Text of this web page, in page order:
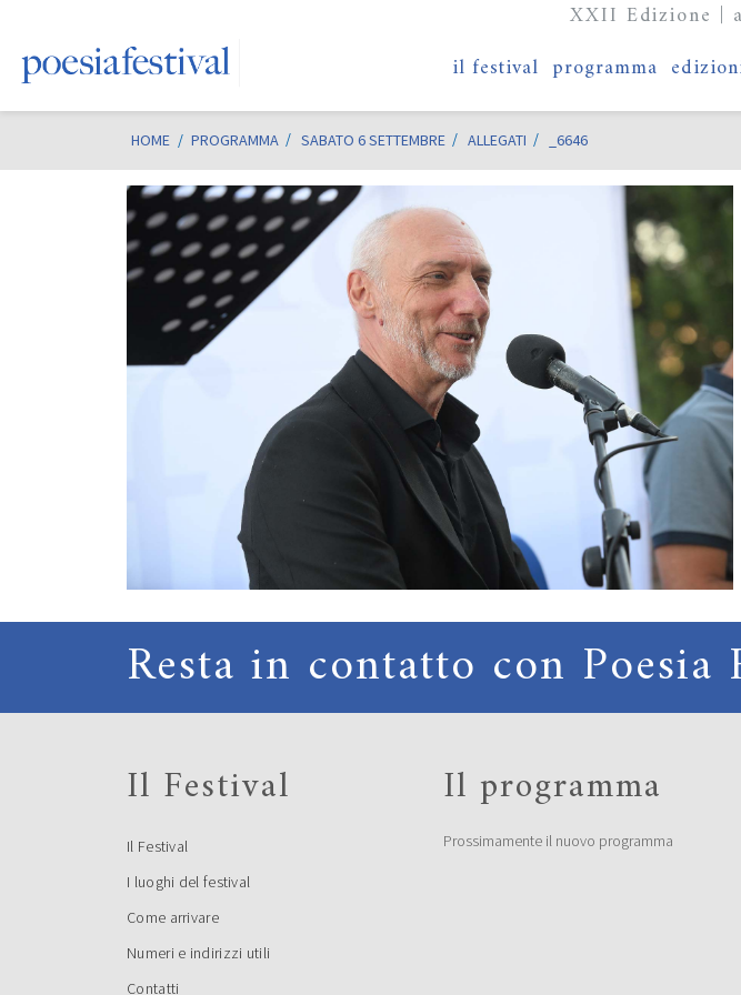
XXII Edizione |
il festival programma
HOME / PROGRAMMA SABATO 6 SETTEMBRE ALLEGATI _6646
Resta in contatto con Poesia
Il Festival
Il Festival
I luoghi del festival
Come arrivare
Numeri e indirizzi utili
Contatti
Il programma
Prossimamente il nuovo programma